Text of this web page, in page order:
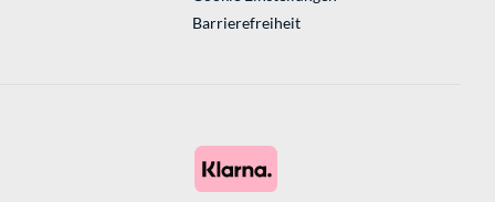
Barrierefreiheit